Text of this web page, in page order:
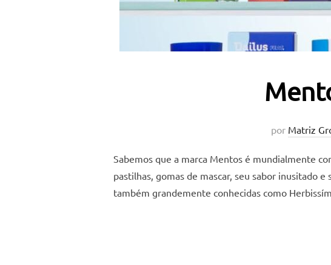
por Matriz
Sabemos que a marca Mentos é mundialmente
pastilhas, gomas de mascar, seu sabor inusitado
também grandemente conhecidas como